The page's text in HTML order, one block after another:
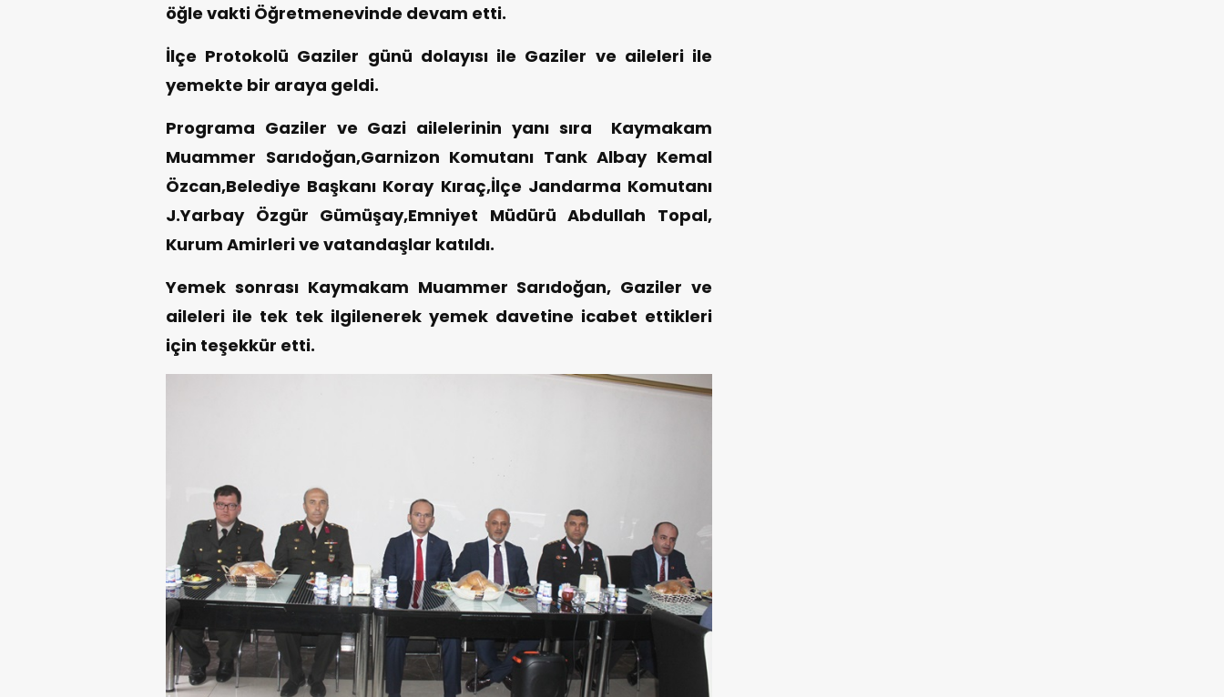
öğle vakti Öğretmenevinde devam etti.
İlçe Protokolü Gaziler günü dolayısı ile Gaziler ve aileleri ile
yemekte bir araya geldi.
Programa Gaziler ve Gazi ailelerinin yanı sıra Kaymakam
Muammer Sarıdoğan,Garnizon Komutanı Tank Albay Kemal
Özcan,Belediye Başkanı Koray Kıraç,İlçe Jandarma Komutanı
J.Yarbay Özgür Gümüşay,Emniyet Müdürü Abdullah Topal,
Kurum Amirleri ve vatandaşlar katıldı.
Yemek sonrası Kaymakam Muammer Sarıdoğan, Gaziler ve
aileleri ile tek tek ilgilenerek yemek davetine icabet ettikleri
için teşekkür etti.